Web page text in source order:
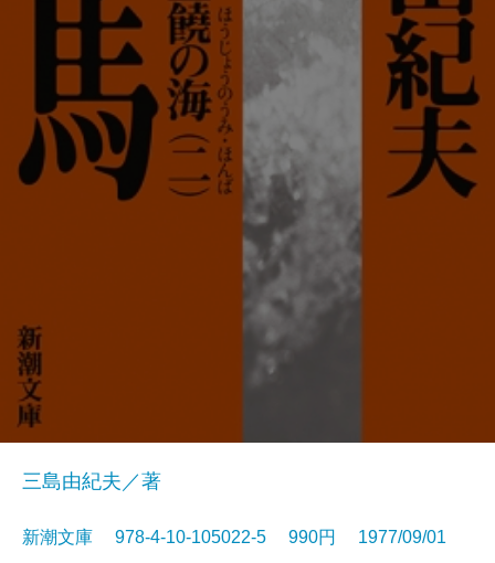
三島由紀夫／著
新潮文庫 978-4-10-105022-5 990円 1977/09/01